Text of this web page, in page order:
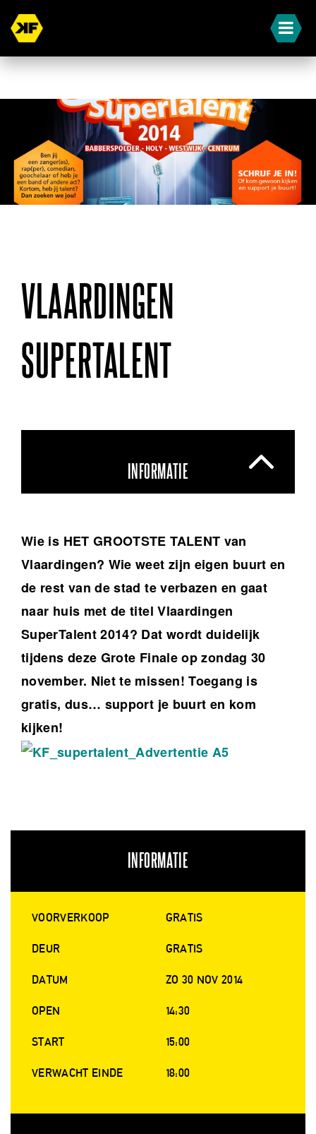
VLAARDINGEN
SUPERTALENT
INFORMATIE
Wie is HET GROOTSTE TALENT van
Vlaardingen? Wie weet zijn eigen buurt en
de rest van de stad te verbazen en gaat
naar huis met de titel Vlaardingen
SuperTalent 2014? Dat wordt duidelijk
tijdens deze Grote Finale op zondag 30
november. Niet te missen!Toegang is
gratis, dus… support je buurt en kom
kijken!
INFORMATIE
VOORVERKOOP GRATIS
DEUR GRATIS
DATUM ZO 30 NOV 2014
OPEN 14:30
START 15:00
VERWACHT EINDE 18:00